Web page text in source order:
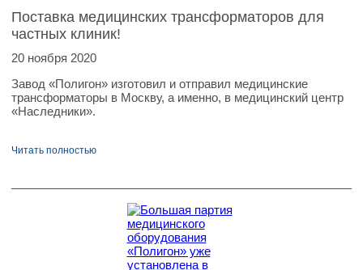
Поставка медицинских трансформаторов для
частных клиник!
20 ноября 2020
Завод «Полигон» изготовил и отправил медицинские
трансформаторы в Москву, а именно, в медицинский центр
«Наследники».
Читать полностью